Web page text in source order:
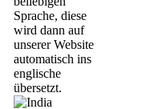
Sprache, diese
wird dann auf
unserer Website
automatisch ins
englische
übersetzt.